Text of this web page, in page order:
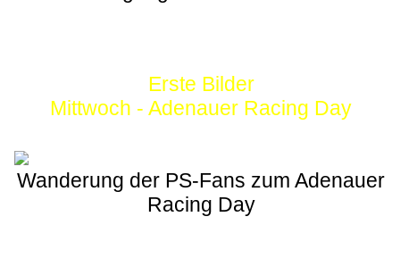
Erste Bilder
Mittwoch - Adenauer Racing Day
Wanderung der PS-Fans zum Adenauer
Racing Day